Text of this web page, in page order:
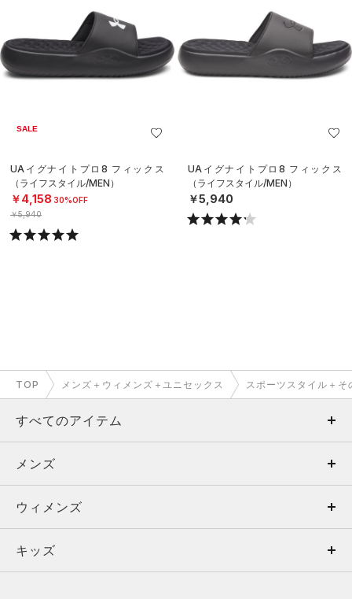
SALE
UAイグナイトプロ8 フィックス
（ライフスタイル/MEN）
￥4,158 30%OFF
￥5,940
UAイグナイトプロ8 フィックス
（ライフスタイル/MEN）
￥5,940
TOP メンズ＋ウィメンズ＋ユニセックス スポーツスタイル＋そ
すべてのアイテム
メンズ
ウィメンズ
キッズ
メンズ
トップス
ボトムス
ウィメンズ
トップス
キッズ